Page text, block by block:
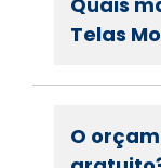
Telas
O